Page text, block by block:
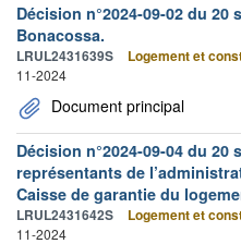
Décision n°2024-09-02 du
Bonacossa.
LRUL2431639S Logement et
11-2024
Document principal
Décision n°2024-09-04 du
représentants de
Caisse de garantie du
LRUL2431642S Logement et
11-2024